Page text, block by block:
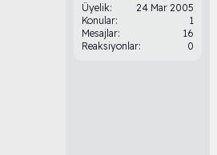
Üyelik
24 Mar 2005
Konular
1
Mesajlar
16
Reaksiyonlar
0